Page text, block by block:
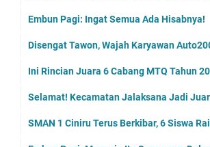
Embun Pagi: Ingat Semua Ada Hisabnya!
Disengat Tawon, Wajah Karyawan
Ini Rincian Juara 6 Cabang MTQ Tahun
Selamat! Kecamatan Jalaksana Jadi
SMAN 1 Ciniru Terus Berkibar, 6 Siswa